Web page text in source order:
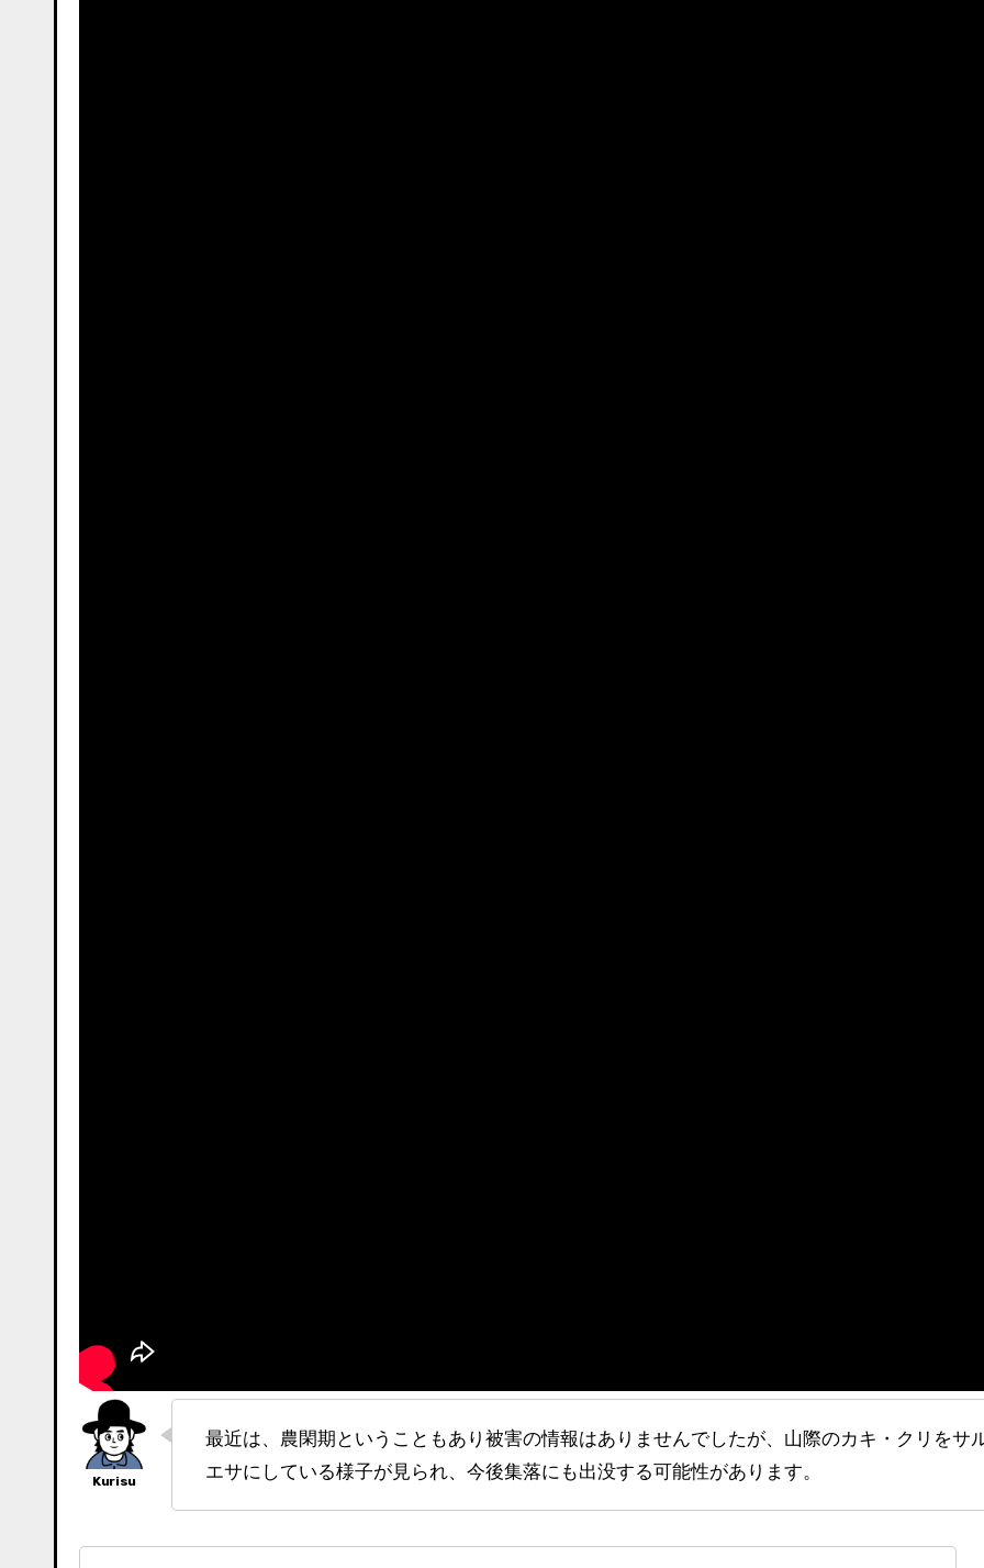
最近は、農閑期ということもあり被害の情報はありませんでしたが、山際のカキ・クリをサルが
エサにしている様子が見られ、今後集落にも出没する可能性があります。